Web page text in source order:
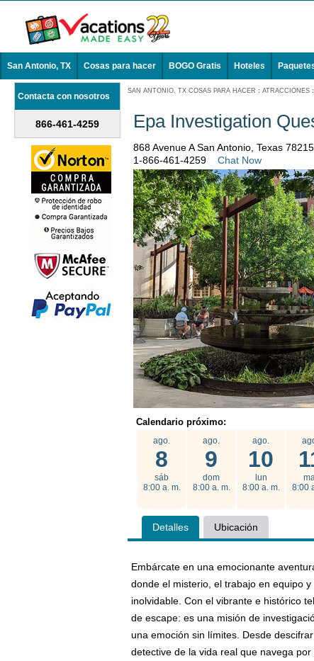
San Antonio, TX Cosas para hacer BOGO Gratis Hoteles
Contacta con nosotros
866-461-4259
SAN ANTONIO, TX COSAS PARA HACER : ATRACCIONES :
Epa Investigation
868 Avenue A San Antonio, Texas 78215
1-866-461-4259
Chat Now
Calendario próximo:
ago.
8
sáb
8:00 a. m.
ago.
9
dom
8:00 a. m.
ago.
10
lun
8:00 a. m.
8:00
Detalles Ubicación
Embárcate en una emocionante
donde el misterio, el trabajo en equipo
inolvidable. Con el vibrante e histórico
de escape: es una misión de
una emoción sin límites. Desde
detective de la vida real que navega